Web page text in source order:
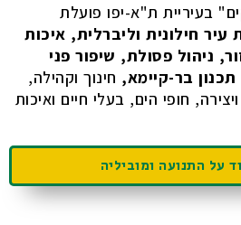
בעיריית ת"א-יפו פועלת
עיר חילונית וליברלית, איכות
ניהול פסולת, שיפור פני
בר-קיימא, חינוך וקהילה,
חופי הים, בעלי חיים ואיכות
על התנועה ומוביליה